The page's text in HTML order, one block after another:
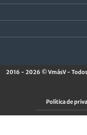
2016 - 2026 © VmásV - Todos
Política de